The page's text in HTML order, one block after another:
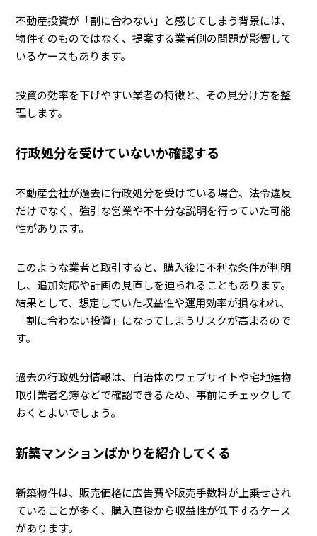
不動産投資が「割に合わない」と感じてしまう背景には、
物件そのものではなく、提案する業者側の問題が影響して
いるケースもあります。
投資の効率を下げやすい業者の特徴と、その見分け方を整
理します。
行政処分を受けていないか確認する
不動産会社が過去に行政処分を受けている場合、法令違反
だけでなく、強引な営業や不十分な説明を行っていた可能
性があります。
このような業者と取引すると、購入後に不利な条件が判明
し、追加対応や計画の見直しを迫られることもあります。
結果として、想定していた収益性や運用効率が損なわれ、
「割に合わない投資」になってしまうリスクが高まるので
す。
過去の行政処分情報は、自治体のウェブサイトや宅地建物
取引業者名簿などで確認できるため、事前にチェックして
おくとよいでしょう。
新築マンションばかりを紹介してくる
新築物件は、販売価格に広告費や販売手数料が上乗せされ
ていることが多く、購入直後から収益性が低下するケース
があります。